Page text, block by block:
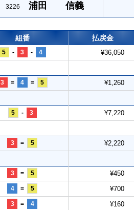
3226 浦田 信義
組番 払戻金
5 - 3 - 4 ¥36,050
3 = 4 = 5 ¥1,260
5 - 3 ¥7,220
3 = 5 ¥2,220
3 = 5 ¥450
4 = 5 ¥700
3 = 4 ¥160